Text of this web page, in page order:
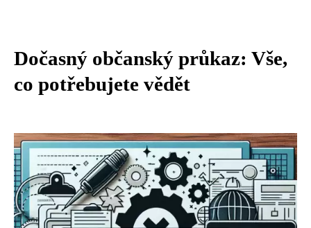
Dočasný občanský průkaz: Vše,
co potřebujete vědět